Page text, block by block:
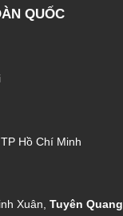
QUỐC
Hồ Chí Minh
Xuân, Tuyên Quang